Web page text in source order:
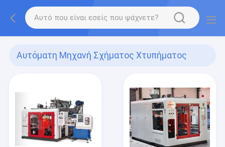
Αυτόματη Μηχανή Σχήματος Χτυπήματος